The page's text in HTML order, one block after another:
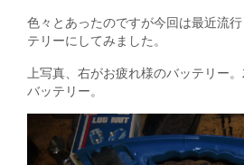
色々とあったのですが今回は最近流
テリーにしてみました。
上写真、右がお疲れ様のバッテリー
バッテリー。